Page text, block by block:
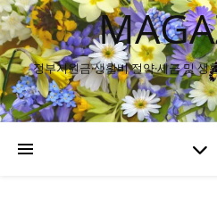
정부지원금·생활비 절약·세금 및